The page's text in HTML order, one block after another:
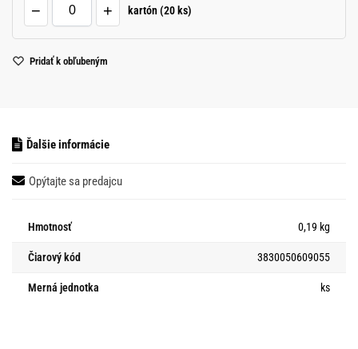
kartón (20 ks)
− +
Pridať k obľubeným
Ďalšie informácie
Opýtajte sa predajcu
Hmotnosť 0,19 kg
Čiarový kód 3830050609055
Merná jednotka ks